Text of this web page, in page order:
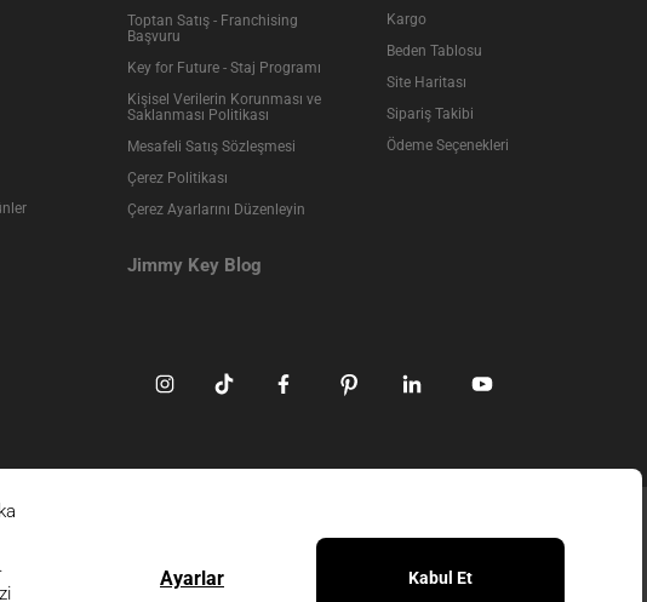
Toptan Satış - Franchising
Başvuru
Key for Future - Staj Programı
Kişisel Verilerin Korunması ve
Saklanması Politikası
Mesafeli Satış Sözleşmesi
Çerez Politikası
Çerez Ayarlarını Düzenleyin
Jimmy Key Blog
Kargo
Beden Tablosu
Site Haritası
Sipariş Takibi
Ödeme Seçenekleri